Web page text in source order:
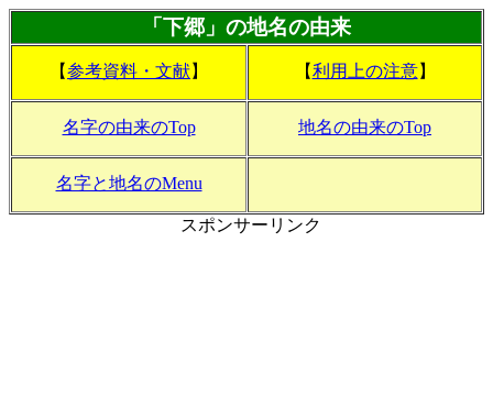
「下郷」の地名の由来
【参考資料・文献】 【利用上の注意】
名字の由来のTop 地名の由来のTop
名字と地名のMenu
スポンサーリンク